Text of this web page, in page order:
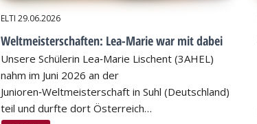
ELTI29.06.2026
Weltmeisterschaften: Lea-Marie war mit dabei
Unsere Schülerin Lea‑Marie Lischent (3AHEL)
nahm im Juni 2026 an der
Junioren‑Weltmeisterschaft in Suhl (Deutschland)
teil und durfte dort Österreich…